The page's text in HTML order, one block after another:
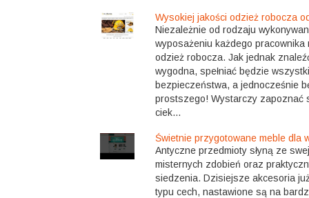
Wysokiej jakości odzież robocza
Niezależnie od rodzaju
wyposażeniu każdego pracownika
odzież robocza. Jak jednak
wygodna, spełniać będzie
bezpieczeństwa, a jednocześnie
prostszego! Wystarczy zapoznać
ciek...
Świetnie przygotowane meble dla
Antyczne przedmioty słyną ze
misternych zdobień oraz
siedzenia. Dzisiejsze akcesoria
typu cech, nastawione są na